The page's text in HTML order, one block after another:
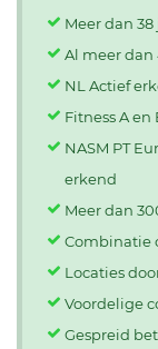
Meer dan
Al meer
NL Actief
Fitness A en
NASM PT
erkend
Meer dan
Combinatie
Locaties
Voordelige
Gespreid